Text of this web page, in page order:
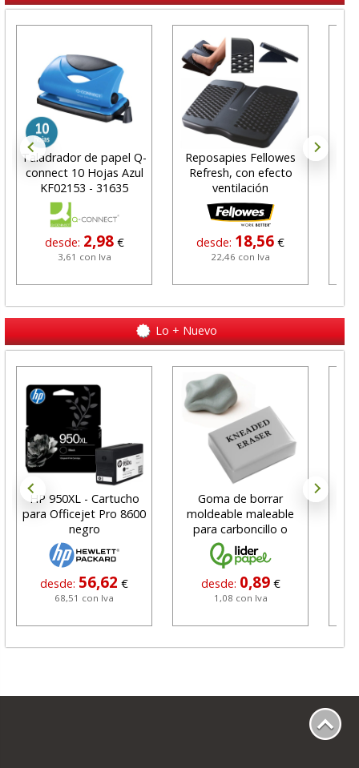
Taladrador de papel Q-
connect 10 Hojas Azul
KF02153 - 31635
desde: 2,98 €
3,61 con Iva
Reposapies Fellowes
Refresh, con efecto
ventilación
desde: 18,56 €
22,46 con Iva
Lo + Nuevo
HP 950XL - Cartucho
para Officejet Pro 8600
negro
desde: 56,62 €
68,51 con Iva
Goma de borrar
moldeable maleable
para carboncillo o
grafito
desde: 0,89 €
1,08 con Iva